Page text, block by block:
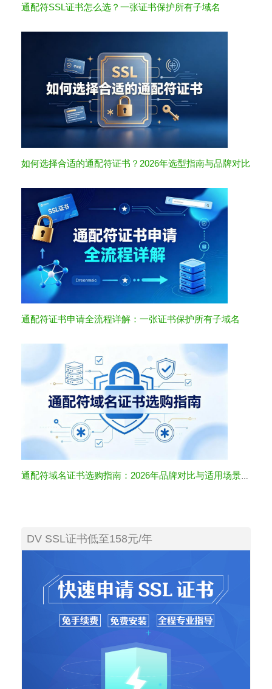
通配符SSL证书怎么选？一张证书保护所有子域名
如何选择合适的通配符证书？2026年选型指南与品牌对比
通配符证书申请全流程详解：一张证书保护所有子域名
通配符域名证书选购指南：2026年品牌对比与适用场景全解析
DV SSL证书低至158元/年